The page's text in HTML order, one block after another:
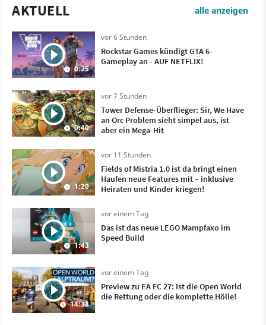
AKTUELL alle anzeigen
0:25
vor 6 Stunden
Rockstar Games kündigt GTA 6-
Gameplay an - AUF NETFLIX!
0:40
vor 7 Stunden
Tower Defense-Überflieger: Sir, We Have
an Orc Problem sieht simpel aus, ist
aber ein Mega-Hit
1:20
vor 11 Stunden
Fields of Mistria 1.0 ist da bringt einen
Haufen neue Features mit – inklusive
Heiraten und Kinder kriegen!
1:43
vor einem Tag
Das ist das neue LEGO Mampfaxo im
Speed Build
14:38
vor einem Tag
Preview zu EA FC 27: Ist die Open World
die Rettung oder die komplette Hölle!